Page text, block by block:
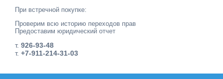
При встречной покупке:
Проверим всю историю переходов прав
Предоставим юридический отчет
т. 926-93-48
т. +7-911-214-31-03